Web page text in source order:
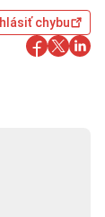
chybu